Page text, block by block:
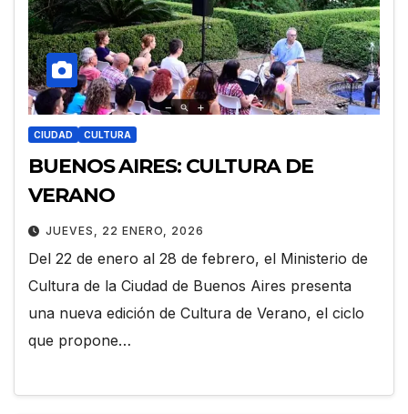
CIUDAD CULTURA
BUENOS AIRES: CULTURA DE
VERANO
JUEVES, 22 ENERO, 2026
Del 22 de enero al 28 de febrero, el Ministerio de
Cultura de la Ciudad de Buenos Aires presenta
una nueva edición de Cultura de Verano, el ciclo
que propone…